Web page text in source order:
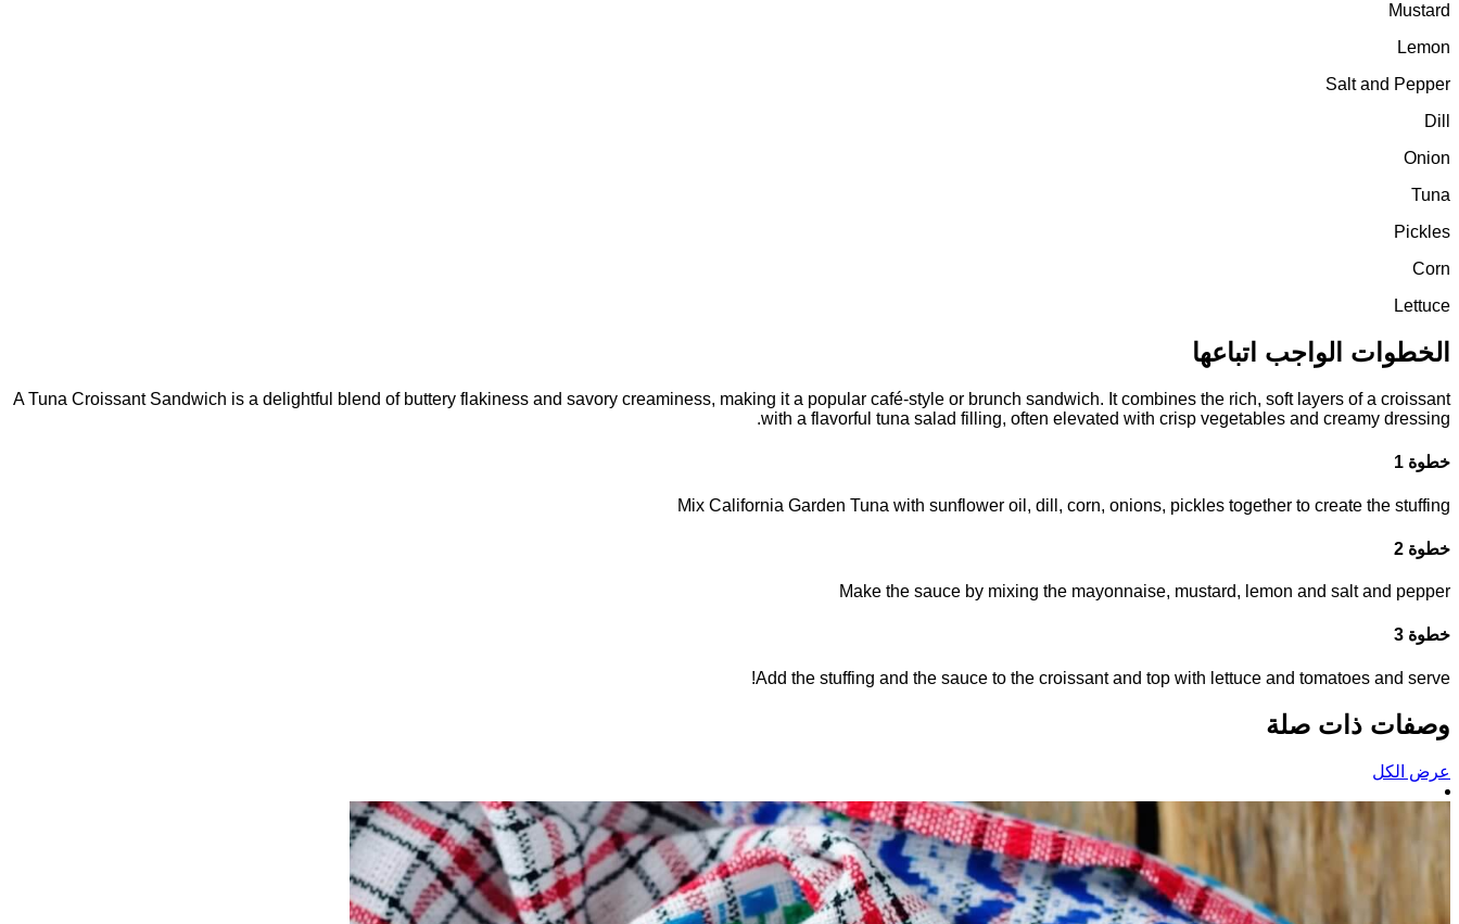
Mustard
Lemon
Salt and Pepper
Dill
Onion
Tuna
Pickles
Corn
Lettuce
الخطوات الواجب اتباعها
A Tuna Croissant Sandwich is a delightful blend of buttery flakiness and savory creaminess, making it a popular café-style or brunch sandwich. It combines the rich, soft layers of a croissant
with a flavorful tuna salad filling, often elevated with crisp vegetables and creamy dressing.
خطوة 1
Mix California Garden Tuna with sunflower oil, dill, corn, onions, pickles together to create the stuffing
خطوة 2
Make the sauce by mixing the mayonnaise, mustard, lemon and salt and pepper
خطوة 3
Add the stuffing and the sauce to the croissant and top with lettuce and tomatoes and serve!
وصفات ذات صلة
عرض الكل